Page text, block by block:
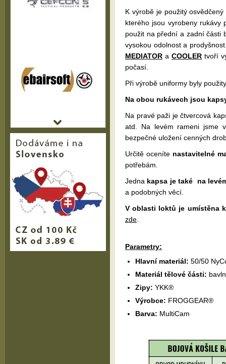
K výrobě je použitý
kterého jsou vyrobeny
použit na přední a zadní části
vysokou odolnost a
MEDIATOR aCOOLER tvoří
počasí.
Při výrobě uniformy byly
Na obou rukávech jsou
Na pravé paži je čtvercová
atd. Na levém rameni jsme
bezpečné uložení cenných
Určitě oceníte nastavitelné
potřebám.
Jedna kapsa je také na
a podobných věcí.
V oblasti loktů je umístěna
zde
Parametry:
Hlavní materiál: 50/50
Materiál tělové části:
Zipy: YKK®
Výrobce: FROGGEAR®
Barva: MultiCam